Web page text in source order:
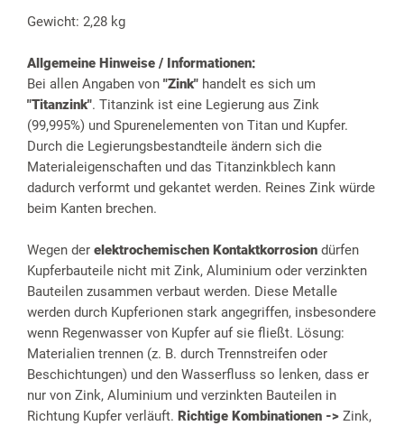
Gewicht: 2,28 kg
Allgemeine Hinweise / Informationen:
Bei allen Angaben von "Zink" handelt es sich um
"Titanzink". Titanzink ist eine Legierung aus Zink
(99,995%) und Spurenelementen von Titan und Kupfer.
Durch die Legierungsbestandteile ändern sich die
Materialeigenschaften und das Titanzinkblech kann
dadurch verformt und gekantet werden. Reines Zink würde
beim Kanten brechen.
Wegen der elektrochemischen Kontaktkorrosion dürfen
Kupferbauteile nicht mit Zink, Aluminium oder verzinkten
Bauteilen zusammen verbaut werden. Diese Metalle
werden durch Kupferionen stark angegriffen, insbesondere
wenn Regenwasser von Kupfer auf sie fließt. Lösung:
Materialien trennen (z. B. durch Trennstreifen oder
Beschichtungen) und den Wasserfluss so lenken, dass er
nur von Zink, Aluminium und verzinkten Bauteilen in
Richtung Kupfer verläuft. Richtige Kombinationen -> Zink,